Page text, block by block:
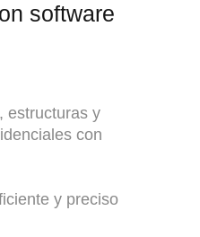
software
estructuras y
con
y preciso